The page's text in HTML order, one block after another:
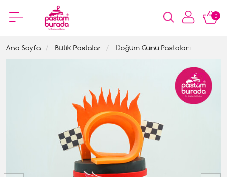
0
Ana Sayfa Butik Pastalar Doğum Günü Pastaları